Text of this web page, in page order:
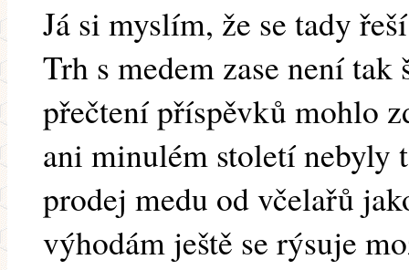
Já si myslím, že se tady
Trh s medem zase není tak
přečtení příspěvků mohlo
ani minulém století nebyly
prodej medu od včelařů
výhodám ještě se rýsuje